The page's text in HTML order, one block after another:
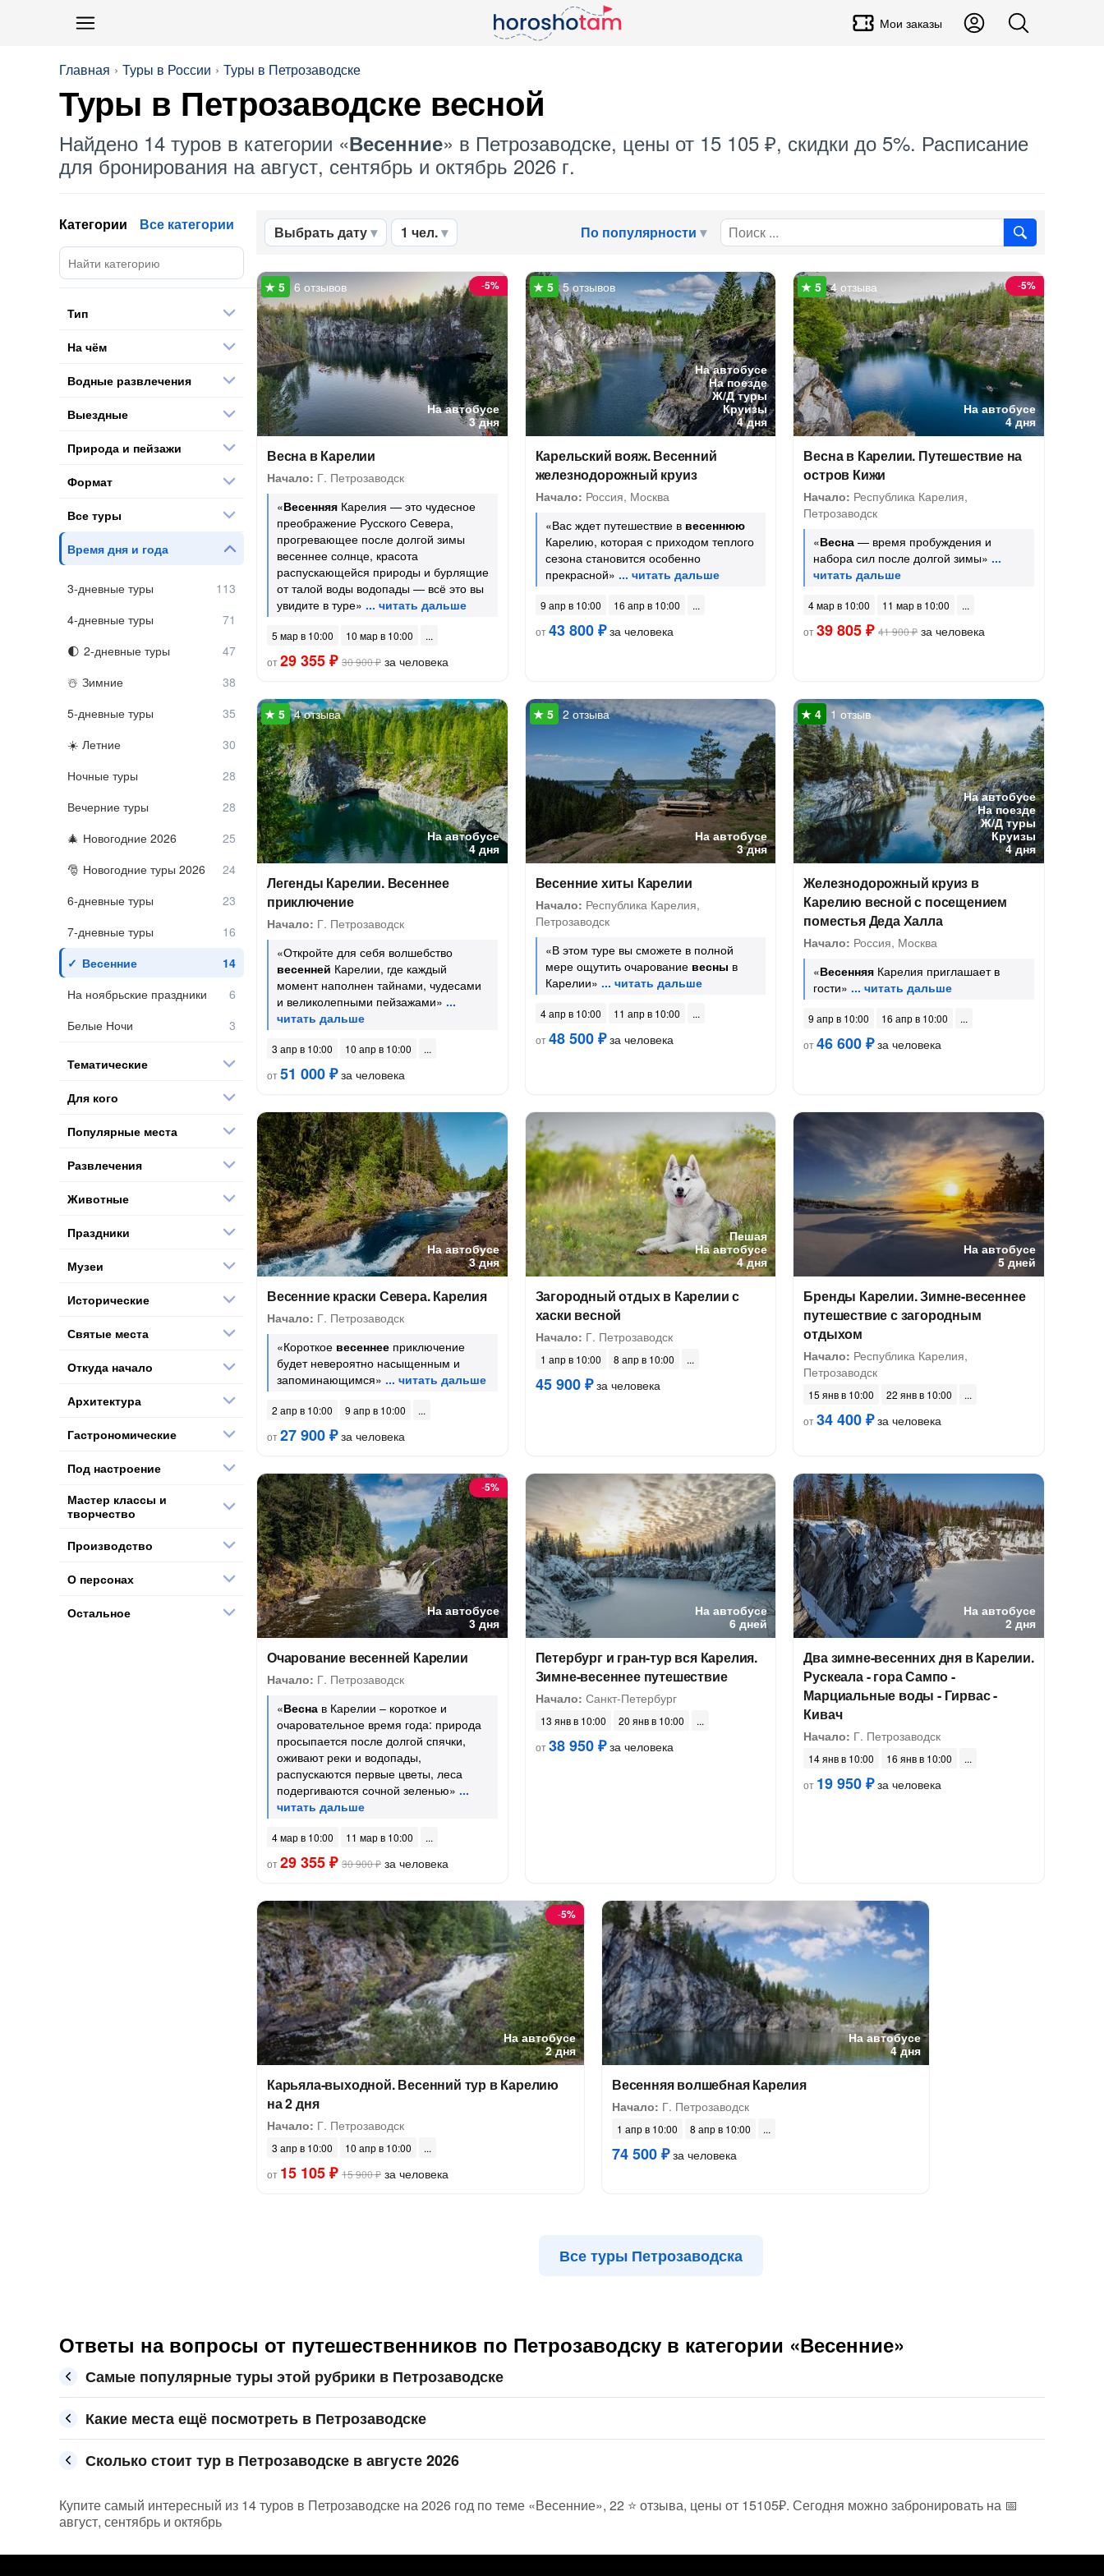
Мои заказы
Главная Туры в России Туры в Петрозаводске
Туры в Петрозаводске весной
Найдено 14 туров в категории «Весенние» в Петрозаводске, цены от 15 105 ₽, скидки до 5%. Расписание
для бронирования на август, сентябрь и октябрь 2026 г.
Выбрать дату 1 чел. По популярности
На автобусе
3 дня
-5%
6 отзывов
Весна в Карелии
Начало: Г. Петрозаводск
«Весенняя Карелия — это чудесное
преображение Русского Севера,
прогревающее после долгой зимы
весеннее солнце, красота
распускающейся природы и бурлящие
от талой воды водопады — всё это вы
увидите в туре»
5 мар в 10:00
10 мар в 10:00
от29 355 ₽ 30 900 ₽ за человека
На автобусе
На поезде
Ж/Д туры
Круизы
4 дня
5 отзывов
Карельский вояж. Весенний
железнодорожный круиз
Начало: Россия, Москва
«Вас ждет путешествие в весеннюю
Карелию, которая с приходом теплого
сезона становится особенно
прекрасной»
9 апр в 10:00
16 апр в 10:00
от43 800 ₽за человека
На автобусе
4 дня
-5%
4 отзыва
Весна в Карелии. Путешествие на
остров Кижи
Начало: Республика Карелия,
Петрозаводск
«Весна — время пробуждения и
набора сил после долгой зимы»
4 мар в 10:00
11 мар в 10:00
от39 805 ₽ 41 900 ₽за человека
На автобусе
4 дня
4 отзыва
Легенды Карелии. Весеннее
приключение
Начало: Г. Петрозаводск
«Откройте для себя волшебство
весенней Карелии, где каждый
момент наполнен тайнами, чудесами
и великолепными пейзажами»
3 апр в 10:00
10 апр в 10:00
от51 000 ₽за человека
На автобусе
3 дня
2 отзыва
Весенние хиты Карелии
Начало: Республика Карелия,
Петрозаводск
«В этом туре вы сможете в полной
мере ощутить очарование весны в
Карелии»
4 апр в 10:00
11 апр в 10:00
от48 500 ₽за человека
На автобусе
На поезде
Ж/Д туры
Круизы
4 дня
1 отзыв
Железнодорожный круиз в
Карелию весной с посещением
поместья Деда Халла
Начало: Россия, Москва
«Весенняя Карелия приглашает в
гости»
9 апр в 10:00
16 апр в 10:00
от46 600 ₽за человека
На автобусе
3 дня
Весенние краски Севера. Карелия
Начало: Г. Петрозаводск
«Короткое весеннее приключение
будет невероятно насыщенным и
запоминающимся»
2 апр в 10:00
9 апр в 10:00
от27 900 ₽за человека
Пешая
На автобусе
4 дня
Загородный отдых в Карелии с
хаски весной
Начало: Г. Петрозаводск
1 апр в 10:00 8 апр в 10:00
45 900 ₽за человека
На автобусе
5 дней
Бренды Карелии. Зимне-весеннее
путешествие с загородным
отдыхом
Начало: Республика Карелия,
Петрозаводск
15 янв в 10:00
22 янв в 10:00
от34 400 ₽за человека
На автобусе
3 дня
-5%
Очарование весенней Карелии
Начало: Г. Петрозаводск
«Весна в Карелии – короткое и
очаровательное время года: природа
просыпается после долгой спячки,
оживают реки и водопады,
распускаются первые цветы, леса
подергиваются сочной зеленью»
4 мар в 10:00
11 мар в 10:00
от29 355 ₽ 30 900 ₽ за человека
На автобусе
6 дней
Петербург и гран-тур вся Карелия.
Зимне-весеннее путешествие
Начало: Санкт-Петербург
13 янв в 10:00
20 янв в 10:00
от38 950 ₽за человека
На автобусе
2 дня
Два зимне-весенних дня в Карелии.
Рускеала - гора Сампо -
Марциальные воды - Гирвас -
Кивач
Начало: Г. Петрозаводск
14 янв в 10:00
16 янв в 10:00
от 19 950 ₽за человека
На автобусе
2 дня
-5%
Карьяла-выходной. Весенний тур в Карелию
на 2 дня
Начало: Г. Петрозаводск
3 апр в 10:00
10 апр в 10:00
от 15 105 ₽ 15 900 ₽ за человека
На автобусе
4 дня
Весенняя волшебная Карелия
Начало: Г. Петрозаводск
1 апр в 10:00 8 апр в 10:00
74 500 ₽за человека
Все туры Петрозаводска
Категории Все категории
Тип
На чём
Водные развлечения
Выездные
Природа и пейзажи
Формат
Все туры
Время дня и года
3-дневные туры
4-дневные туры
2-дневные туры
Зимние
5-дневные туры
Летние
Ночные туры
Вечерние туры
Новогодние 2026
Новогодние туры 2026
6-дневные туры
7-дневные туры
Весенние
На ноябрьские праздники
Белые Ночи
Тематические
Для кого
Популярные места
Развлечения
Животные
Праздники
Музеи
Исторические
Святые места
Откуда начало
Архитектура
Гастрономические
Под настроение
Мастер классы и
творчество
Производство
О персонах
Остальное
Ответы на вопросы от путешественников по Петрозаводску в категории «Весенние»
Самые популярные туры этой рубрики в Петрозаводске
Какие места ещё посмотреть в Петрозаводске
Сколько стоит тур в Петрозаводске в августе 2026
Купите самый интересный из 14 туров в Петрозаводске на 2026 год по теме «Весенние», 22 ⭐ отзыва, цены от 15105₽. Сегодня можно забронировать на 📅
август, сентябрь и октябрь